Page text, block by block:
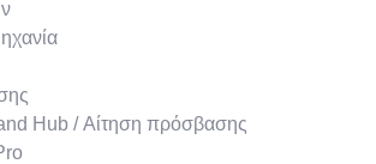
Hub / Αίτηση πρόσβασης